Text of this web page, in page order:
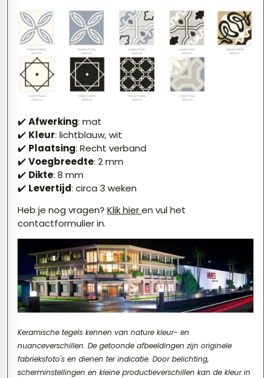
✔️Afwerking: mat
✔️ Kleur: lichtblauw, wit
✔️ Plaatsing: Recht verband
✔️Voegbreedte: 2 mm
✔️ Dikte: 8 mm
✔️ Levertijd: circa 3 weken
Heb je nog vragen? Klik hieren vul het
contactformulier in.
Keramische tegels kennen van nature kleur- en
nuanceverschillen. De getoonde afbeeldingen zijn originele
fabrieksfoto's en dienen ter indicatie. Door belichting,
scherminstellingen en kleine productieverschillen kan de kleur in